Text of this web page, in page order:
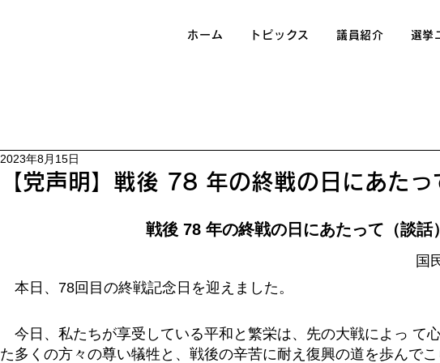
ホーム トピックス 議員紹介 選挙
【党声明】戦後 78 年の終戦の日にあたっ
2023年8月15日
戦後 78 年の終戦の日にあたって（談話
国
本日、78回目の終戦記念日を迎えました。
今日、私たちが享受している平和と繁栄は、先の大戦によっ て
た多くの方々の尊い犠牲と、戦後の辛苦に耐え復興の道を歩んで